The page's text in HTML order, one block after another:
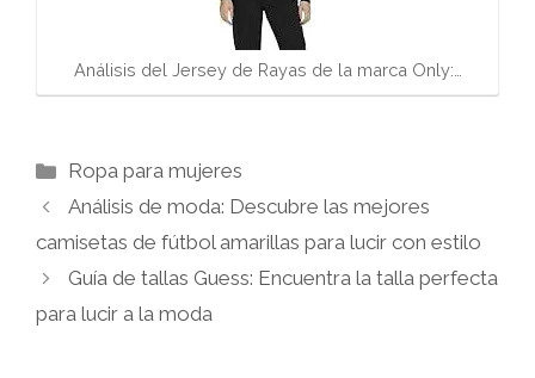
Análisis del Jersey de Rayas de la marca Only:…
Categorías
Ropa para mujeres
Análisis de moda: Descubre las mejores
camisetas de fútbol amarillas para lucir con estilo
Guía de tallas Guess: Encuentra la talla perfecta
para lucir a la moda